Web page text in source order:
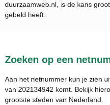
duurzaamweb.nl, is de kans
gebeld heeft.
Zoeken op een
Aan het netnummer kun je zien
van 202134942 komt. Bekijk
grootste steden van Nederland.